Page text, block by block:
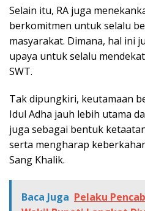
Selain itu, RA juga
berkomitmen untuk selalu
masyarakat. Dimana, hal ini
upaya untuk selalu
SWT.
Tak dipungkiri, keutamaan
Idul Adha jauh lebih utama
juga sebagai bentuk
serta mengharap
Sang Khalik.
Baca Juga Pelaku